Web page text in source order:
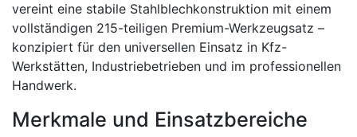
vereint eine stabile Stahlblechkonstruktion mit einem
vollständigen 215-teiligen Premium-Werkzeugsatz –
konzipiert für den universellen Einsatz in Kfz-
Werkstätten, Industriebetrieben und im professionellen
Handwerk.
Merkmale und Einsatzbereiche